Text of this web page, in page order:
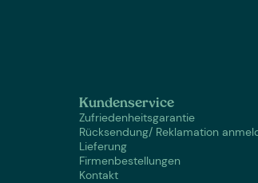
Kundenservice
Zufriedenheitsgarantie
Rücksendung/ Reklamation
Lieferung
Firmenbestellungen
Kontakt